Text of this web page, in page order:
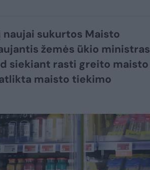
sukurtos Maisto
žemės ūkio ministras
siekiant rasti greito maisto
maisto tiekimo